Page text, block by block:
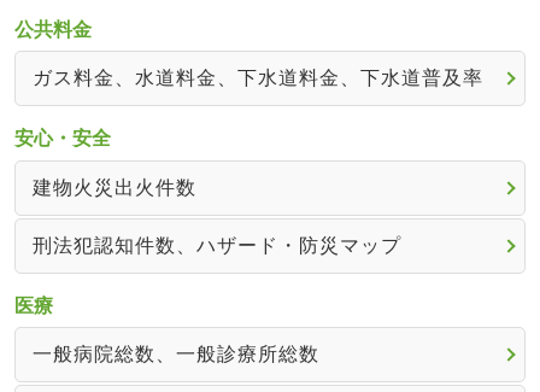
公共料金
ガス料金、水道料金、下水道料金、下水道普及率
安心・安全
建物火災出火件数
刑法犯認知件数、ハザード・防災マップ
医療
一般病院総数、一般診療所総数